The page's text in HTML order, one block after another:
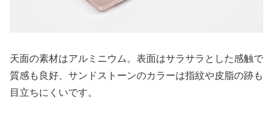
天面の素材はアルミニウム。表面はサラサラとした感触で
質感も良好、サンドストーンのカラーは指紋や皮脂の跡も
目立ちにくいです。